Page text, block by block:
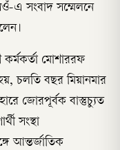
এ সংবাদ সম্মেলনে
মোশাররফ
চলতি বছর মিয়ানমার
জোরপূর্বক বাস্তুচ্যুত
সংস্থা
আন্তর্জাতিক